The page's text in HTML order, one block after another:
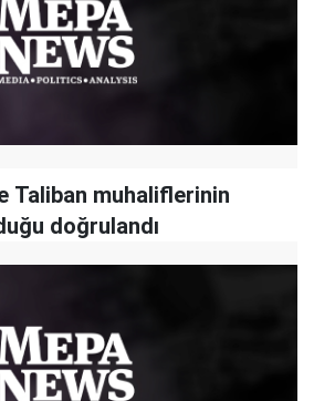
Taliban muhaliflerinin
doğrulandı